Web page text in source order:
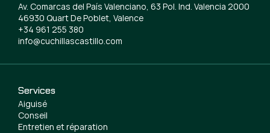
Services
Aiguisé
Conseil
Entretien et réparation
Av. Comarcas del País Valenciano, 63 Pol. Ind. Valencia 2000
46930 Quart De Poblet, Valence
+34 961 255 380
info@cuchillascastillo.com